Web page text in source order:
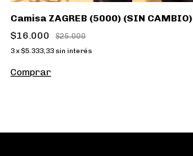
Camisa ZAGREB (5000) (SIN CAMBIO)
$16.000
$25.000
3x $5.333,33 sin interés
Comprar